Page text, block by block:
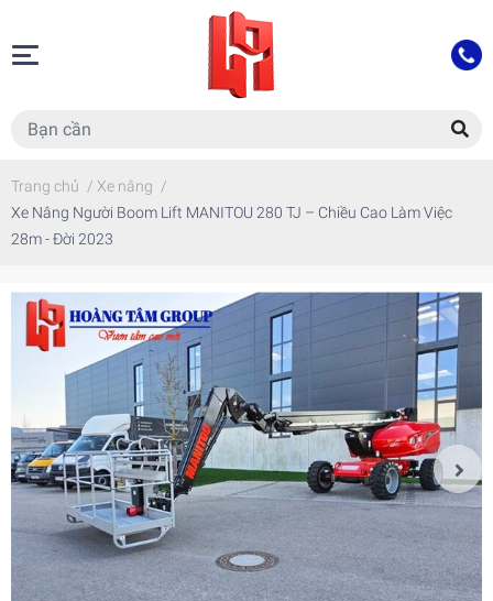
Trang chủ / Xe nâng /
Xe Nâng Người Boom Lift MANITOU 280 TJ – Chiều Cao Làm Việc
28m - Đời 2023